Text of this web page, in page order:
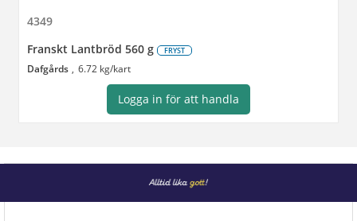
4349
Franskt Lantbröd 560 g
FRYST
Dafgårds 6.72 kg/kart
Logga in för att handla